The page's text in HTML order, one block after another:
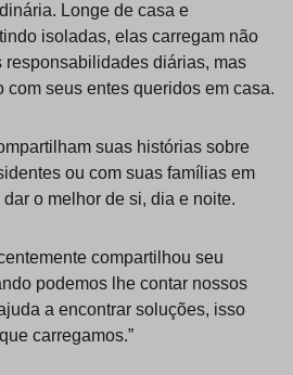
Longe de casa e
isoladas, elas carregam não
responsabilidades diárias, mas
com seus entes queridos em casa.
suas histórias sobre
ou com suas famílias em
o melhor de si, dia e noite.
compartilhou seu
podemos lhe contar nossos
a encontrar soluções, isso
carregamos.”